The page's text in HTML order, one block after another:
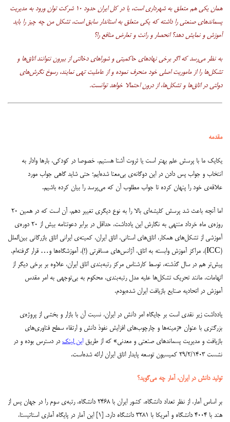
همان یکی هم متعلق به شهرداری است، یا در کل ایران حدود ۱۰ شرکت توان ورود به مدیریت
پسماندهای صنعتی را داشته که یکی متعلق به استاندار سابق است، تشکل من چه چیز را باید
آموزش و نمایش دهد؟ انحصار و رانت و تعارض منافع را؟
به نظر می‌رسد که اگر برخی نهادهای حاکمیتی و شوراهای دخالتی از بیرون نتوانند اتاق‌ها و
تشکل‌ها را از ماموریت اصلی خود منحرف نموده و از عاملیت تهی نمایند، رسوخ نگرش‌های
دولتی در اتاق‌ها و تشکل‌ها، از درون احتمالا خواهد توانست.
مقدمه
یکایک ما با پرسش علم بهتر است یا ثروت آشنا هستیم. خصوصا در کودکی، بارها وادار به
انتخاب و جواب پس دادن در این دوگانه‌ی بی‌معنا شده‌ایم؛ حتی شاید گاهی جواب مورد
علاقه‌ی خود را پنهان کرده تا جواب مطلوب آن که می‌پرسد را بیان کرده باشیم.
اما آنچه باعث شد پرسش کلیشه‌ای بالا را به نوع دیگری تغییر دهم، آن است که در همین ۲۰
روزه‌ی ماه خرداد منتهی به نگارش این یادداشت، حداقل در برابر دعوتنامه بیش از ۲۰ دوره‌ی
آموزشی از تشکل‌های همکار، اتاق‌های استانی، اتاق ایران، کمیته‌ی ایرانی اتاق بازرگانی بین‌الملل
(ICC)، مراکز آموزش وابسته به اتاق، آژانس‌های مسافرتی (!)، آموزشگاه‌ها و… قرار گرفته‌ام.
پیش‌تر هم در سال گذشته، توسط کارشناس مرکز رتبه‌بندی اتاق ایران، علاوه بر برخی دیگر از
اتهامات، مانند تحریک تشکل‌ها علیه مدل رتبه‌بندی، محکوم به بی‌توجهی به امر مقدس
آموزش در اتحادیه صنایع بازیافت ایران شده‌بودم.
یادداشت زیر نقدی است بر جایگاه امر دانش در ایران، نسبت آن با بازار و بخشی از پروژه‌ی
بزرگتری با عنوان «زمینه‌ها و چارچوب‌های افزایش نفوذ دانش و ارتقاء سطح فناوری‌های
بازیافت و مدیریت پسماندهای صنعتی و معدنی» که از طریقاین لینک در دسترس بوده و در
نشست ۲۹/۲/۱۴۰۳ کمیسیون توسعه پایدار اتاق ایران ارائه شده‌است.
تولید دانش در ایران، آمار چه می‌گوید؟
بر اساس آمار، از نظر تعداد دانشگاه، کشور ایران با ۲۴۶۸ دانشگاه، رتبه‌ی سوم را در جهان پس از
هند با ۴۰۰۴ دانشگاه و آمریکا با ۳۲۸۱ دانشگاه دارد. [۱] این آمار در پایگاه آماری استاتیستا،